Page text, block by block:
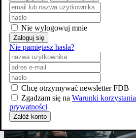
Skazane: Odcinek 1x1
Nie wylogowuj mnie
Zaloguj się
Nie pamiętasz hasła?
Chcę otrzymywać newsletter FDB
Zgadzam się na Warunki korzystania
prywatności
Załóż konto